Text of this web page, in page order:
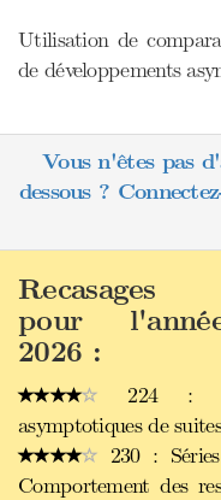
Utilisation de
de développements
Vous n'êtes pas
dessous ?
Recasages
pour
2026 :
224 :
asymptotiques de
230 :
Comportement des